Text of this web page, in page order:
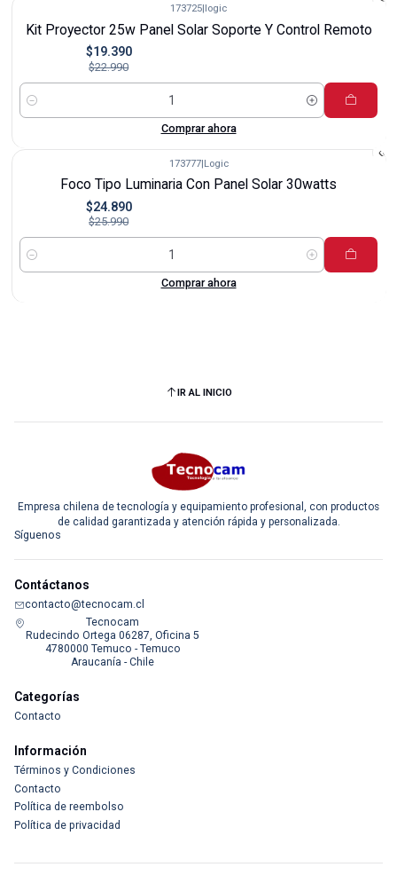
173725 logic
Kit Proyector 25w Panel Solar Soporte Y Control Remoto
$19.390
$22.990
Cantidad
Comprar ahora
173777|Logic
Foco Tipo Luminaria Con Panel Solar 30watts
$24.890
$25.990
Cantidad
Comprar ahora
IR AL INICIO
Empresa chilena de tecnología y equipamiento profesional, con productos
de calidad garantizada y atención rápida y personalizada.
Síguenos
Contáctanos
contacto@tecnocam.cl
Tecnocam
Rudecindo Ortega 06287, Oficina 5
4780000 Temuco - Temuco
Araucanía - Chile
Categorías
Contacto
Información
Términos y Condiciones
Contacto
Política de reembolso
Política de privacidad